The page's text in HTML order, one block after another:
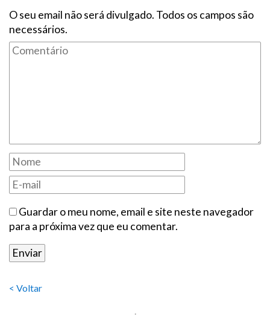
O seu email não será divulgado. Todos os campos são
necessários.
Guardar o meu nome, email e site neste navegador
para a próxima vez que eu comentar.
< Voltar
.